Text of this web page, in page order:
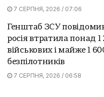
7 СЕРПНЯ, 2026 / 07:06
Генштаб ЗСУ
росія втратила понад 1
військових і майже 1
безпілотників
7 СЕРПНЯ, 2026 / 06:58